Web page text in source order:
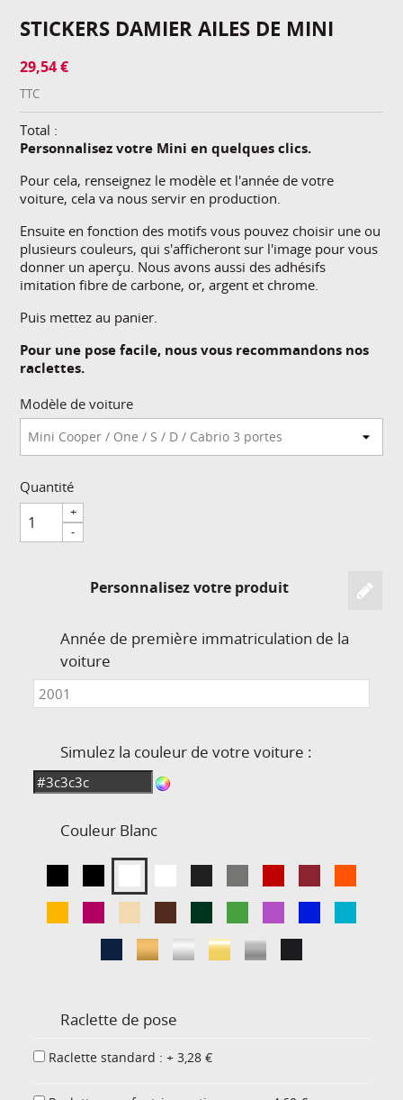
STICKERS DAMIER AILES DE MINI
29,54 €
TTC
Total :
Personnalisez votre Mini en quelques clics.
Pour cela, renseignez le modèle et l'année de votre
voiture, cela va nous servir en production.
Ensuite en fonction des motifs vous pouvez choisir une ou
plusieurs couleurs, qui s'afficheront sur l'image pour vous
donner un aperçu. Nous avons aussi des adhésifs
imitation fibre de carbone, or, argent et chrome.
Puis mettez au panier.
Pour une pose facile, nous vous recommandons nos
raclettes.
Modèle de voiture
Quantité
+
-
Personnalisez votre produit
Année de première immatriculation de la
voiture
Simulez la couleur de votre voiture :
Couleur Blanc
Raclette de pose
Raclette standard : + 3,28 €